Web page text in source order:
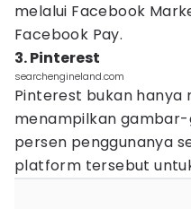
melalui Facebook
Facebook Pay.
3. Pinterest
searchengineland.com
Pinterest bukan hanya
menampilkan
persen penggunanya
platform tersebut